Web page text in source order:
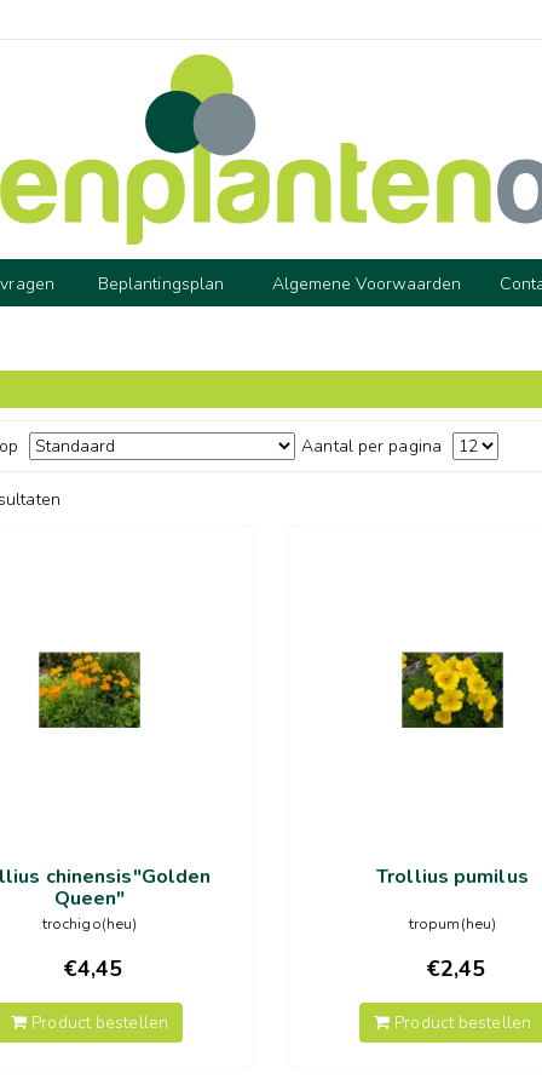
Beplantingsplan Algemene Voorwaarden
Aantal per pagina
chinensis"Golden
Queen"
trochigo(heu)
€4,45
Product bestellen
Trollius pumilus
tropum(heu)
€2,45
Product bestellen